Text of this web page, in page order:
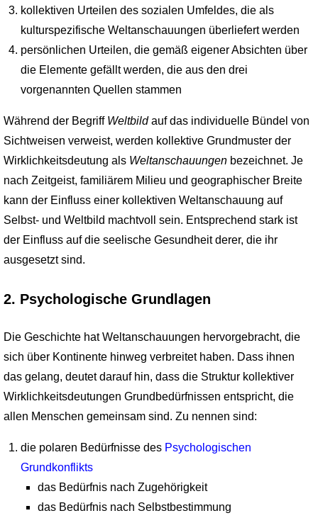
kollektiven Urteilen des sozialen Umfeldes, die als
kulturspezifische Weltanschauungen überliefert werden
persönlichen Urteilen, die gemäß eigener Absichten über
die Elemente gefällt werden, die aus den drei
vorgenannten Quellen stammen
Während der Begriff Weltbildauf das individuelle Bündel von
Sichtweisen verweist, werden kollektive Grundmuster der
Wirklichkeitsdeutung als Weltanschauungenbezeichnet. Je
nach Zeitgeist, familiärem Milieu und geographischer Breite
kann der Einfluss einer kollektiven Weltanschauung auf
Selbst- und Weltbild machtvoll sein. Entsprechend stark ist
der Einfluss auf die seelische Gesundheit derer, die ihr
ausgesetzt sind.
2. Psychologische Grundlagen
Die Geschichte hat Weltanschauungen hervorgebracht, die
sich über Kontinente hinweg verbreitet haben. Dass ihnen
das gelang, deutet darauf hin, dass die Struktur kollektiver
Wirklichkeitsdeutungen Grundbedürfnissen entspricht, die
allen Menschen gemeinsam sind. Zu nennen sind:
die polaren Bedürfnisse des Psychologischen
Grundkonflikts
das Bedürfnis nach Zugehörigkeit
das Bedürfnis nach Selbstbestimmung